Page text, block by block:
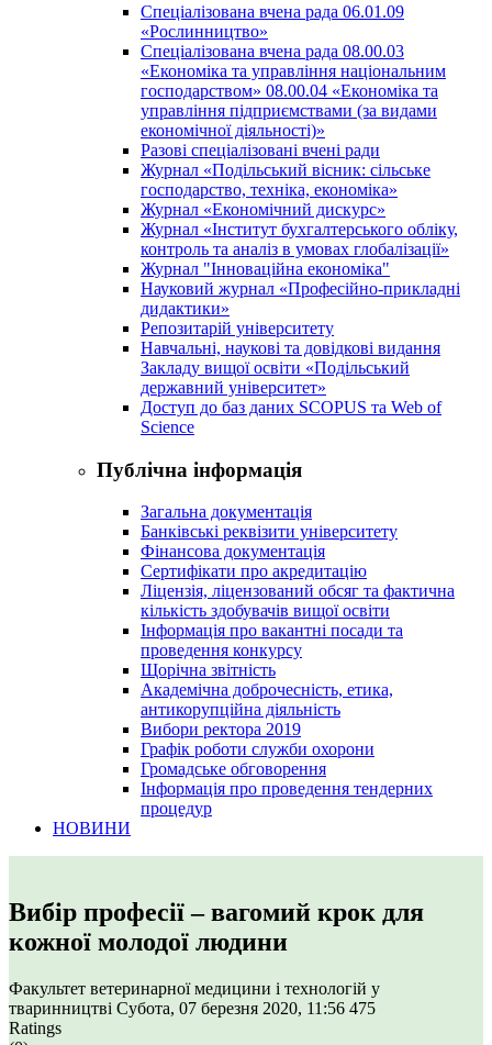
Спеціалізована вчена рада 06.01.09
«Рослинництво»
Спеціалізована вчена рада 08.00.03
«Економіка та управління національним
господарством» 08.00.04 «Економіка та
управління підприємствами (за видами
економічної діяльності)»
Разові спеціалізовані вчені ради
Журнал «Подільський вісник: сільське
господарство, техніка, економіка»
Журнал «Економічний дискурс»
Журнал «Інститут бухгалтерського обліку,
контроль та аналіз в умовах глобалізації»
Журнал "Інноваційна економіка"
Науковий журнал «Професійно-прикладні
дидактики»
Репозитарій університету
Навчальні, наукові та довідкові видання
Закладу вищої освіти «Подільський
державний університет»
Доступ до баз даних SCOPUS та Web of
Science
Публічна інформація
Загальна документація
Банківські реквізити університету
Фінансова документація
Сертифікати про акредитацію
Ліцензія, ліцензований обсяг та фактична
кількість здобувачів вищої освіти
Інформація про вакантні посади та
проведення конкурсу
Щорічна звітність
Академічна доброчесність, етика,
антикорупційна діяльність
Вибори ректора 2019
Графік роботи служби охорони
Громадське обговорення
Інформація про проведення тендерних
процедур
НОВИНИ
Вибір професії – вагомий крок для
кожної молодої людини
Факультет ветеринарної медицини і технологій у
тваринництві Субота, 07 березня 2020, 11:56 475
Ratings